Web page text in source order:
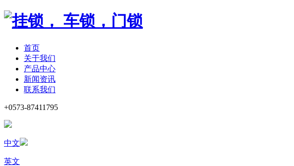
首页
关于我们
产品中心
新闻资讯
联系我们
+0573-87411795
中文
英文